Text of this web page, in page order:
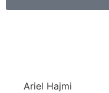
Ariel Hajmi